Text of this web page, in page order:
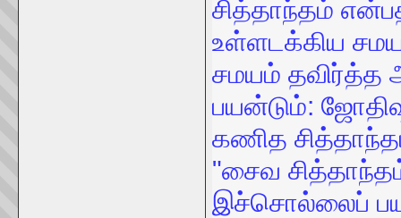
சித்தாந்தம்
உள்ளடக்கிய
சமயம் தவிர்த்த
பயன்டும்:
கணித
"சைவ
இச்சொல்லைப்